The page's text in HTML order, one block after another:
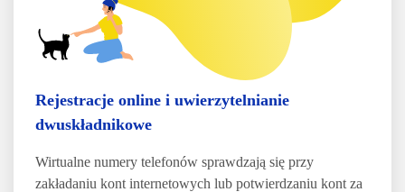
Rejestracje online i uwierzytelnianie
dwuskładnikowe
Wirtualne numery telefonów sprawdzają się przy
zakładaniu kont internetowych lub potwierdzaniu kont za